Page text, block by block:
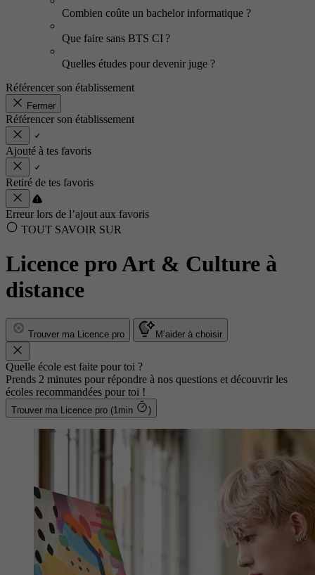
Combien coûte un bachelor informatique ?
Que faire sans BTS CI ?
Quelles études pour devenir juge ?
Référencer son établissement
Fermer
Référencer son établissement
Ajouté à tes favoris
Retiré de tes favoris
Erreur lors de l’ajout aux favoris
TOUT SAVOIR SUR
Licence pro Art & Culture à
distance
Trouver ma Licence pro M’aider à choisir
Quelle école est faite pour toi ?
Prends 2 minutes pour répondre à nos questions et découvrir les
écoles recommandées pour toi !
Trouver ma Licence pro (1min )